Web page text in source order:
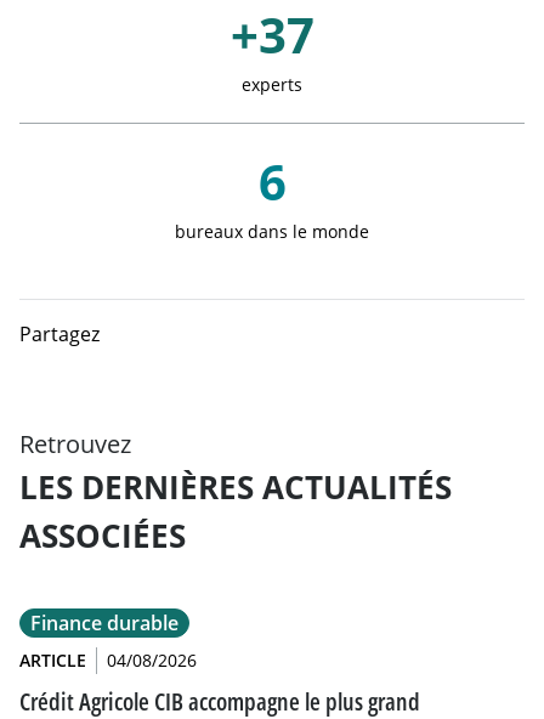
+37
experts
6
bureaux dans le monde
Partagez
Retrouvez
LES DERNIÈRES ACTUALITÉS
ASSOCIÉES
Finance durable
ARTICLE 04/08/2026
Crédit Agricole CIB accompagne le plus grand